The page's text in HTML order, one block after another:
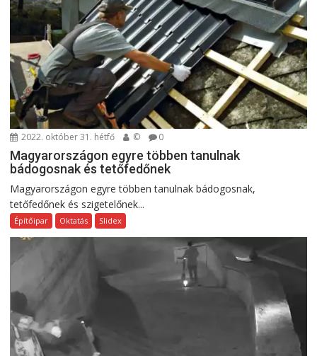
2022. október 31. hétfő © 0
Magyarországon egyre többen tanulnak
bádogosnak és tetőfedőnek
Magyarországon egyre többen tanulnak bádogosnak,
tetőfedőnek és szigetelőnek...
Építőipar Oktatás Slidex